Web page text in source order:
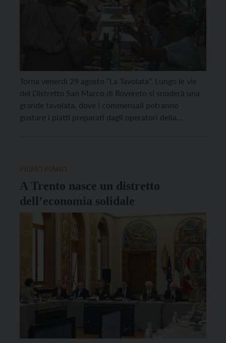
Torna venerdì 29 agosto “La Tavolata”. Lungo le vie
del Distretto San Marco di Rovereto si snoderà una
grande tavolata, dove i commensali potranno
gustare i piatti preparati dagli operatori della
A Trento nasce un distretto
dell’economia solidale